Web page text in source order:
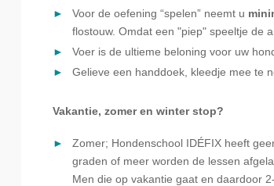
Voor de oefening “spelen” neemt u
flostouw. Omdat een "piep" speeltje de
Voer is de ultieme beloning voor uw
Gelieve een handdoek, kleedje mee te
Vakantie, zomer en winter stop?
Zomer; Hondenschool IDÉFIX heeft
graden of meer worden de lessen
Men die op vakantie gaat en daardoor